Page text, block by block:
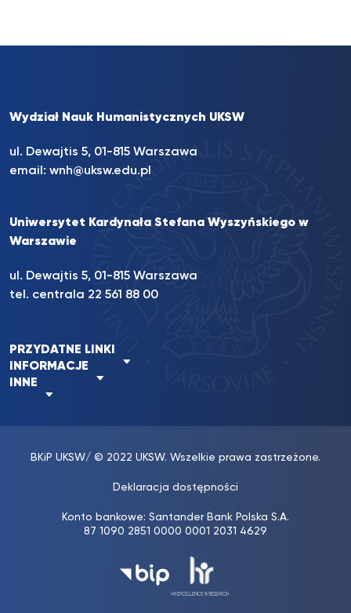
Wydział Nauk Humanistycznych UKSW
ul. Dewajtis 5, 01-815 Warszawa
email: wnh@uksw.edu.pl
Uniwersytet Kardynała Stefana Wyszyńskiego w
Warszawie
ul. Dewajtis 5, 01-815 Warszawa
tel. centrala 22 561 88 00
PRZYDATNE LINKI
INFORMACJE
INNE
BKiP UKSW/ © 2022 UKSW. Wszelkie prawa zastrzeżone.
Deklaracja dostępności
Konto bankowe: Santander Bank Polska S.A.
87 1090 2851 0000 0001 2031 4629